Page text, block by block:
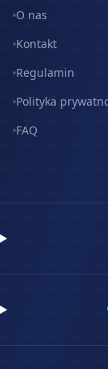
O nas
Kontakt
Regulamin
Polityka
FAQ